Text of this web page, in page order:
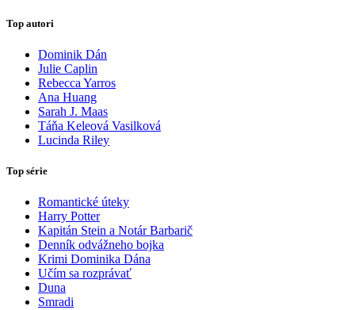
Top autori
Dominik Dán
Julie Caplin
Rebecca Yarros
Ana Huang
Sarah J. Maas
Táňa Keleová Vasilková
Lucinda Riley
Top série
Romantické úteky
Harry Potter
Kapitán Stein a Notár Barbarič
Denník odvážneho bojka
Krimi Dominika Dána
Učím sa rozprávať
Duna
Smradi